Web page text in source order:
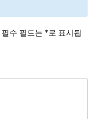
필수 필드는 *로 표시됩